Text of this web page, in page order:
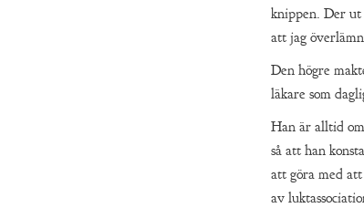
knippen. Der ut
att jag
Den högre
läkare som
Han är alltid
så att han
att göra med
av